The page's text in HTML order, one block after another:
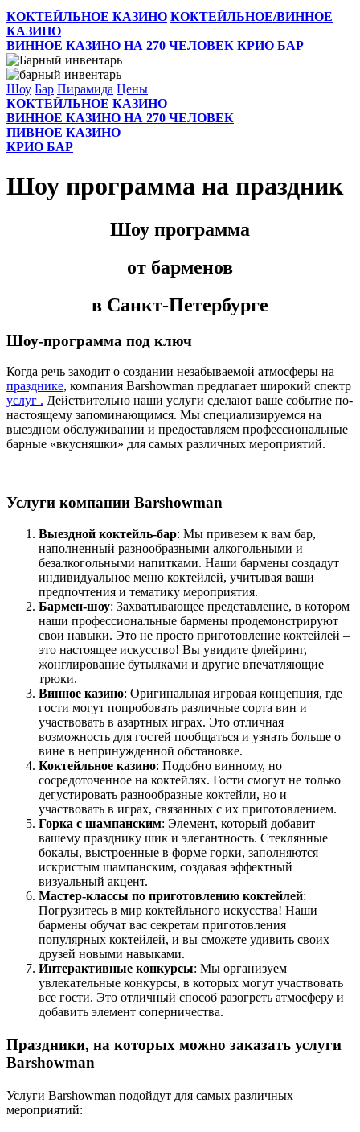
КОКТЕЙЛЬНОЕ КАЗИНО КОКТЕЙЛЬНОЕ/ВИННОЕ
КАЗИНО
ВИННОЕ КАЗИНО НА 270 ЧЕЛОВЕК КРИО БАР
Шоу Бар Пирамида Цены
КОКТЕЙЛЬНОЕ КАЗИНО
ВИННОЕ КАЗИНО НА 270 ЧЕЛОВЕК
ПИВНОЕ КАЗИНО
КРИО БАР
Шоу программа на праздник
Шоу программа
от барменов
в Санкт-Петербурге
Шоу-программа под ключ
Когда речь заходит о создании незабываемой атмосферы на
празднике, компания Barshowman предлагает широкий спектр
услуг . Действительно наши услуги сделают ваше событие по-
настоящему запоминающимся. Мы специализируемся на
выездном обслуживании и предоставляем профессиональные
барные «вкусняшки» для самых различных мероприятий.
Услуги компании Barshowman
Выездной коктейль-бар: Мы привезем к вам бар,
наполненный разнообразными алкогольными и
безалкогольными напитками. Наши бармены создадут
индивидуальное меню коктейлей, учитывая ваши
предпочтения и тематику мероприятия.
Бармен-шоу: Захватывающее представление, в котором
наши профессиональные бармены продемонстрируют
свои навыки. Это не просто приготовление коктейлей –
это настоящее искусство! Вы увидите флейринг,
жонглирование бутылками и другие впечатляющие
трюки.
Винное казино: Оригинальная игровая концепция, где
гости могут попробовать различные сорта вин и
участвовать в азартных играх. Это отличная
возможность для гостей пообщаться и узнать больше о
вине в непринужденной обстановке.
Коктейльное казино: Подобно винному, но
сосредоточенное на коктейлях. Гости смогут не только
дегустировать разнообразные коктейли, но и
участвовать в играх, связанных с их приготовлением.
Горка с шампанским: Элемент, который добавит
вашему празднику шик и элегантность. Стеклянные
бокалы, выстроенные в форме горки, заполняются
искристым шампанским, создавая эффектный
визуальный акцент.
Мастер-классы по приготовлению коктейлей:
Погрузитесь в мир коктейльного искусства! Наши
бармены обучат вас секретам приготовления
популярных коктейлей, и вы сможете удивить своих
друзей новыми навыками.
Интерактивные конкурсы: Мы организуем
увлекательные конкурсы, в которых могут участвовать
все гости. Это отличный способ разогреть атмосферу и
добавить элемент соперничества.
Праздники, на которых можно заказать услуги
Barshowman
Услуги Barshowman подойдут для самых различных
мероприятий: